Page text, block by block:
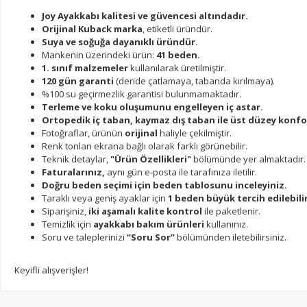
Joy Ayakkabı kalitesi ve güvencesi altındadır.
Orijinal Kuback marka, etiketli üründür.
Suya ve soğuğa dayanıklı üründür.
Mankenin üzerindeki ürün: 41 beden.
1. sınıf malzemelerkullanılarak üretilmiştir.
120 gün garanti (deride çatlamaya, tabanda kırılmaya).
%100 su geçirmezlik garantisi bulunmamaktadır.
Terleme ve koku oluşumunu engelleyen iç astar.
Ortopedik iç taban, kaymaz dış taban ile üst düzey
Fotoğraflar, ürünün orijinal haliyle çekilmiştir.
Renk tonları ekrana bağlı olarak farklı görünebilir.
Teknik detaylar,"Ürün Özellikleri"bölümünde yer almaktadır.
Faturalarınız, aynı gün e-posta ile tarafınıza iletilir.
Doğru beden seçimi için beden tablosunu inceleyiniz.
Taraklı veya geniş ayaklar için 1 beden büyük tercih
Siparişiniz, iki aşamalı kalite kontrol ile paketlenir.
Temizlik için ayakkabı bakım ürünleri kullanınız.
Soru ve taleplerinizi “Soru Sor”bölümünden iletebilirsiniz.
Keyifli alışverişler!